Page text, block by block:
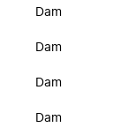
Dam
Dam
Dam
Dam